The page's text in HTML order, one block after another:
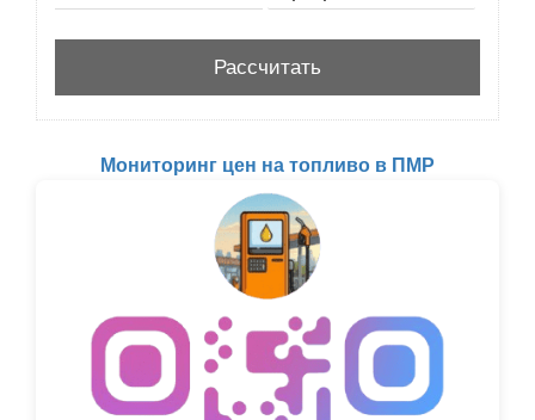
Мониторинг цен на топливо в ПМР